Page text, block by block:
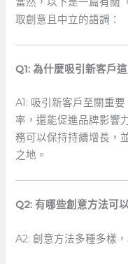
取創意且中立的語調：
Q1: 為什麼吸引新客戶
A1: 吸引新客戶至關重
率，還能促進品牌影響
務可以保持持續增長，
之地。
Q2: 有哪些創意方法可
A2: 創意方法多種多樣